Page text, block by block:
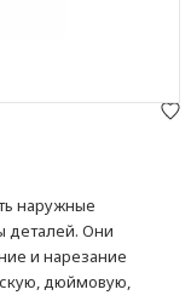
наружные
деталей. Они
и нарезание
дюймовую,